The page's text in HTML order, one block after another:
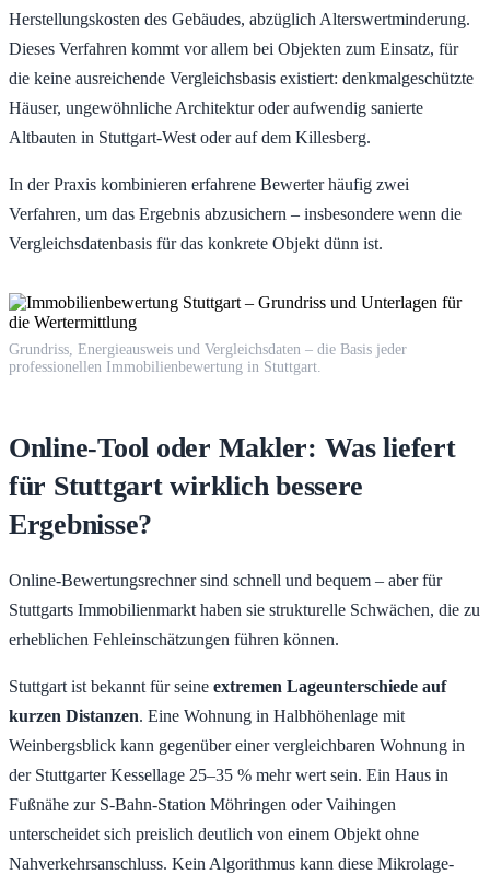
Herstellungskosten des Gebäudes, abzüglich Alterswertminderung.
Dieses Verfahren kommt vor allem bei Objekten zum Einsatz, für
die keine ausreichende Vergleichsbasis existiert: denkmalgeschützte
Häuser, ungewöhnliche Architektur oder aufwendig sanierte
Altbauten in Stuttgart-West oder auf dem Killesberg.
In der Praxis kombinieren erfahrene Bewerter häufig zwei
Verfahren, um das Ergebnis abzusichern – insbesondere wenn die
Vergleichsdatenbasis für das konkrete Objekt dünn ist.
Grundriss, Energieausweis und Vergleichsdaten – die Basis jeder
professionellen Immobilienbewertung in Stuttgart.
Online-Tool oder Makler: Was liefert
für Stuttgart wirklich bessere
Ergebnisse?
Online-Bewertungsrechner sind schnell und bequem – aber für
Stuttgarts Immobilienmarkt haben sie strukturelle Schwächen, die zu
erheblichen Fehleinschätzungen führen können.
Stuttgart ist bekannt für seine extremen Lageunterschiede auf
kurzen Distanzen. Eine Wohnung in Halbhöhenlage mit
Weinbergsblick kann gegenüber einer vergleichbaren Wohnung in
der Stuttgarter Kessellage 25–35 % mehr wert sein. Ein Haus in
Fußnähe zur S-Bahn-Station Möhringen oder Vaihingen
unterscheidet sich preislich deutlich von einem Objekt ohne
Nahverkehrsanschluss. Kein Algorithmus kann diese Mikrolage-